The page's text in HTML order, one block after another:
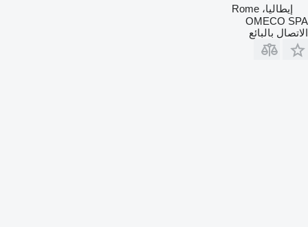
إيطاليا، Rome
OMECO SPA
الاتصال بالبائع